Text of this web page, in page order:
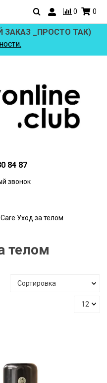
0 0
ЗАКАЗ _ПРОСТО ТАК)
84 87
звонок
Уход за телом
телом